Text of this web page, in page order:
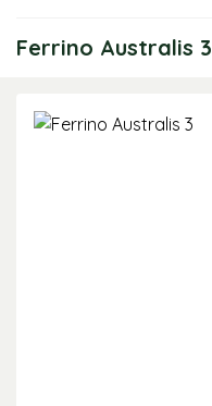
Ferrino Australis 3